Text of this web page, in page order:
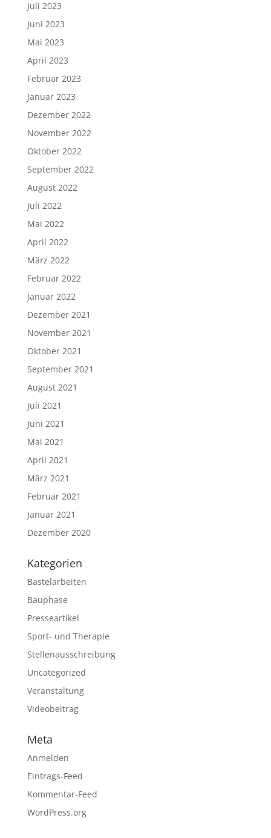
Juli 2023
Juni 2023
Mai 2023
April 2023
Februar 2023
Januar 2023
Dezember 2022
November 2022
Oktober 2022
September 2022
August 2022
Juli 2022
Mai 2022
April 2022
März 2022
Februar 2022
Januar 2022
Dezember 2021
November 2021
Oktober 2021
September 2021
August 2021
Juli 2021
Juni 2021
Mai 2021
April 2021
März 2021
Februar 2021
Januar 2021
Dezember 2020
Kategorien
Bastelarbeiten
Bauphase
Presseartikel
Sport- und Therapie
Stellenausschreibung
Uncategorized
Veranstaltung
Videobeitrag
Meta
Anmelden
Eintrags-Feed
Kommentar-Feed
WordPress.org